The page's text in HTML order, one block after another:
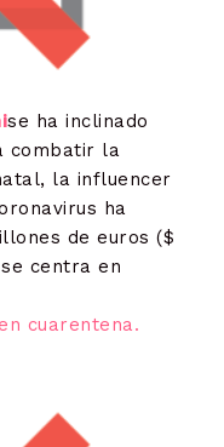
se ha inclinado
combatir la
la influencer
ha
de euros ($
centra en
cuarentena.